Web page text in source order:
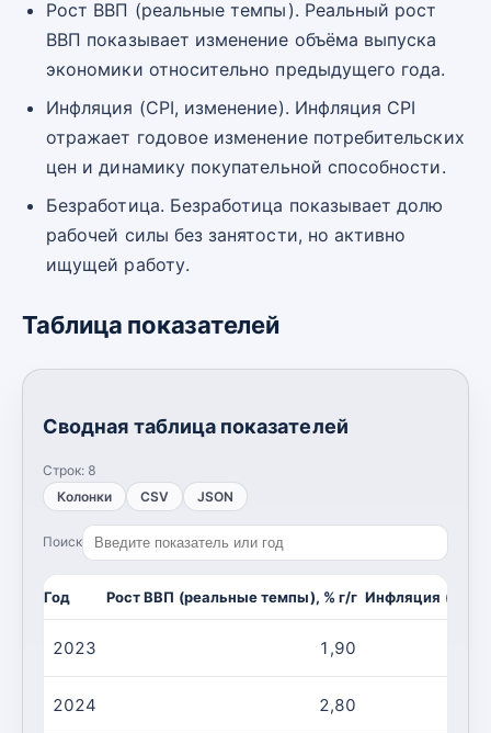
Рост ВВП (реальные темпы). Реальный рост
ВВП показывает изменение объёма выпуска
экономики относительно предыдущего года.
Инфляция (CPI, изменение). Инфляция CPI
отражает годовое изменение потребительских
цен и динамику покупательной способности.
Безработица. Безработица показывает долю
рабочей силы без занятости, но активно
ищущей работу.
Таблица показателей
Сводная таблица показателей
Строк: 8
Колонки
CSV JSON
Поиск
Год Рост ВВП (реальные темпы), % г/г Инфляция (CPI,
2023 1,90
2024 2,80